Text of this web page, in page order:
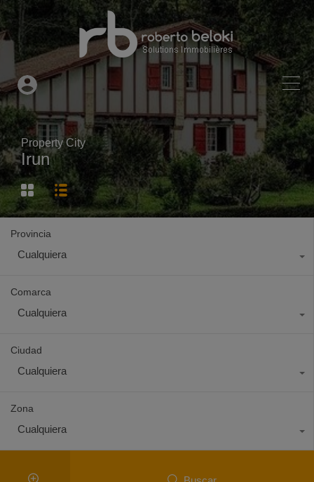
Property City
Irun
Provincia
Cualquiera
Comarca
Cualquiera
Ciudad
Cualquiera
Zona
Cualquiera